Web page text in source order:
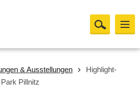
& Ausstellungen
Highlight-
Pillnitz